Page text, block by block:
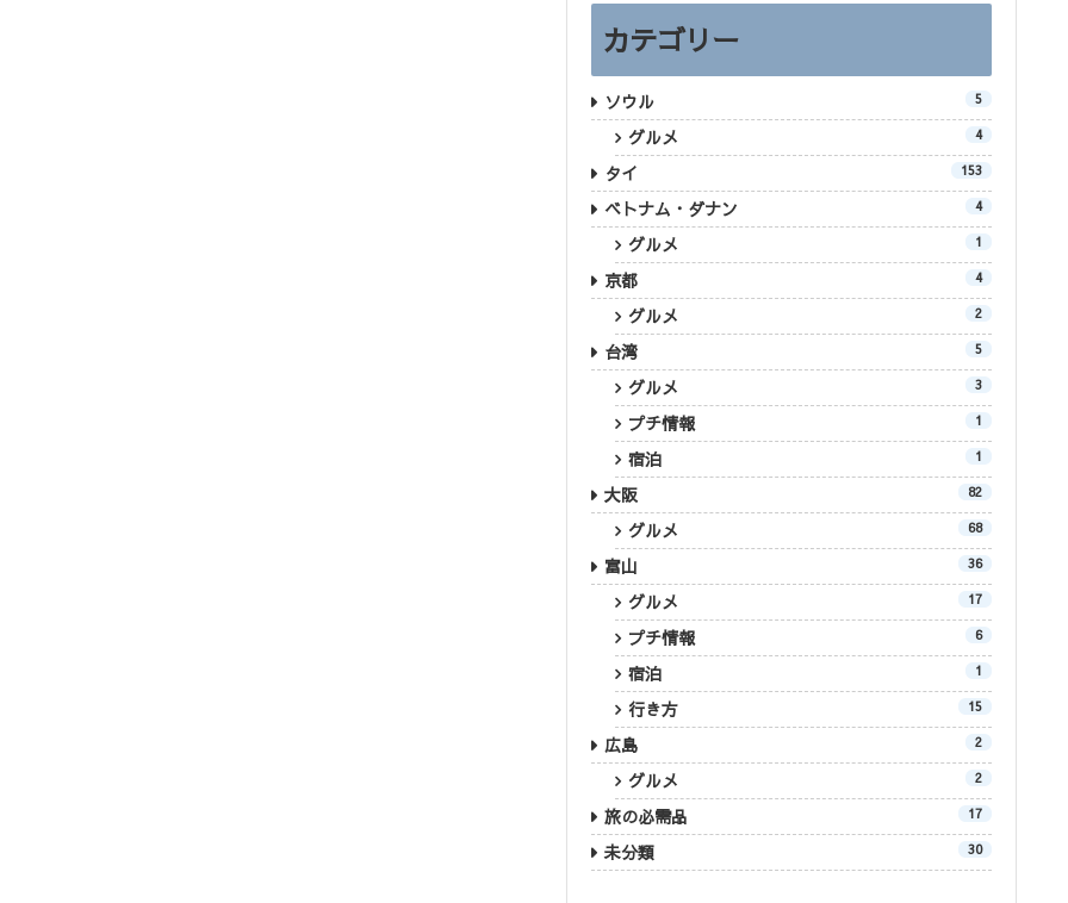
カテゴリー
ソウル 5
グルメ 4
タイ 153
ベトナム・ダナン 4
グルメ 1
京都 4
グルメ 2
台湾 5
グルメ 3
プチ情報 1
宿泊 1
大阪 82
グルメ 68
富山 36
グルメ 17
プチ情報 6
宿泊 1
行き方 15
広島 2
グルメ 2
旅の必需品 17
未分類 30